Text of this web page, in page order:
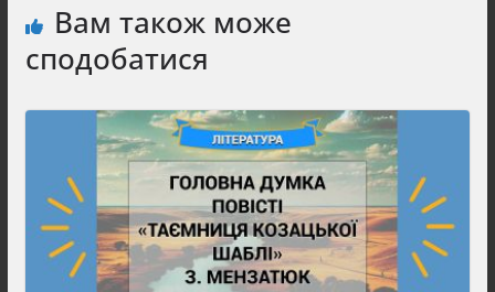
Вам також може
сподобатися